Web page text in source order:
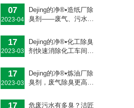
07
2023-04
Dejing的净®•造纸厂除
臭剂——废气、污水恶
17
2023-03
Dejing的净®•化工除臭
剂快速消除化工车间废
17
2023-03
Dejing的净®•炼油厂除
臭剂，废气除臭更高
17 危废污水有多臭？洁匠